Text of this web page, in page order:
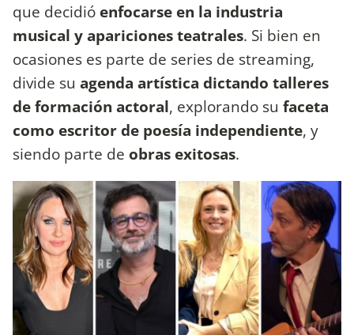
que decidió enfocarse en la industria
musical y apariciones teatrales. Si bien en
ocasiones es parte de series de streaming,
divide su agenda artística dictando talleres
de formación actoral, explorando su faceta
como escritor de poesía independiente, y
siendo parte de obras exitosas.